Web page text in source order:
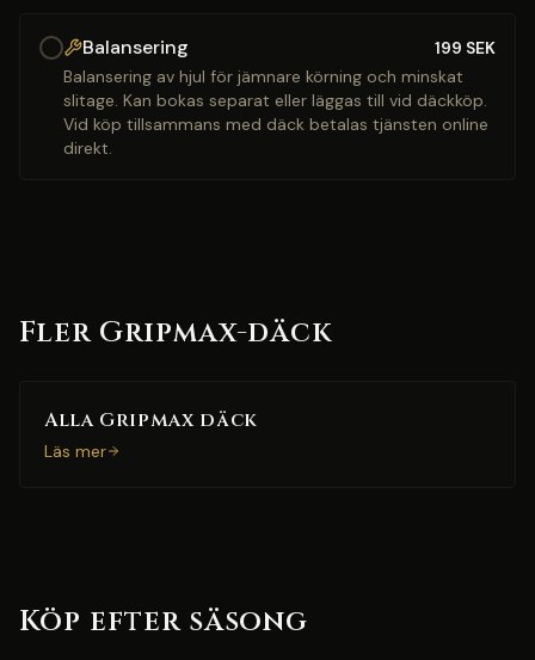
Balansering 199 SEK
Balansering av hjul för jämnare körning och minskat
slitage. Kan bokas separat eller läggas till vid däckköp.
Vid köp tillsammans med däck betalas tjänsten online
direkt.
Fler Gripmax-däck
Alla Gripmax däck
Läs mer
Köp efter säsong